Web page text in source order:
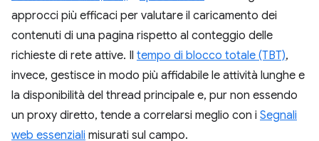
approcci più efficaci per valutare il caricamento dei
contenuti di una pagina rispetto al conteggio delle
richieste di rete attive. Il tempo di blocco totale (TBT),
invece, gestisce in modo più affidabile le attività lunghe e
la disponibilità del thread principale e, pur non essendo
un proxy diretto, tende a correlarsi meglio con i Segnali
web essenziali misurati sul campo.